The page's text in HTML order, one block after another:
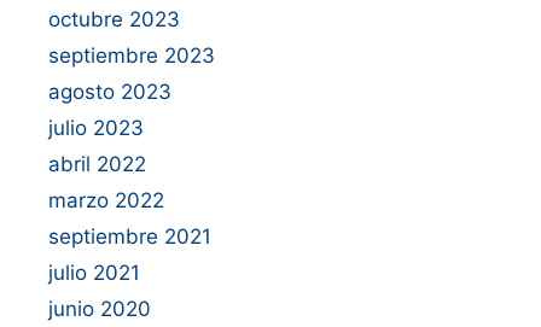
octubre 2023
septiembre 2023
agosto 2023
julio 2023
abril 2022
marzo 2022
septiembre 2021
julio 2021
junio 2020